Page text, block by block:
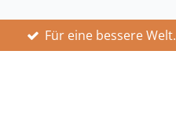
Für eine bessere Welt.